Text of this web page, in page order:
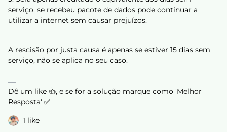
serviço, se recebeu pacote de dados pode continuar a
utilizar a internet sem causar prejuízos.
A rescisão por justa causa é apenas se estiver 15 dias sem
serviço, não se aplica no seu caso.
Dê um like 👍, e se for a solução marque como 'Melhor
Resposta' ✅
1 like